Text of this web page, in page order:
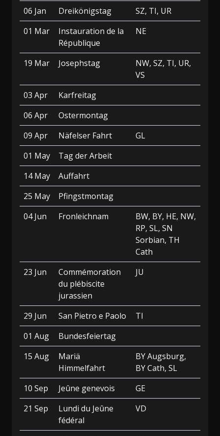
06 Jan
Dreikönigstag
SZ, TI, UR
01 Mar
Instauration de la
République
NE
19 Mar Josephstag
NW, SZ, TI, UR,
VS
03 Apr
Karfreitag
06 Apr
Ostermontag
09 Apr
Näfelser Fahrt
GL
01 May
Tag der Arbeit
14 May
Auffahrt
25 May
Pfingstmontag
04 Jun
Fronleichnam
BW, BY, HE, NW,
RP, SL, SN
Sorbian, TH
Cath
23 Jun
Commémoration
du plébiscite
jurassien
JU
29 Jun San Pietro e Paolo
TI
01 Aug
Bundesfeiertag
15 Aug
Mariä
Himmelfahrt
BY Augsburg,
BY Cath, SL
10 Sep
Jeûne genevois
GE
21 Sep
Lundi du Jeûne
fédéral
VD